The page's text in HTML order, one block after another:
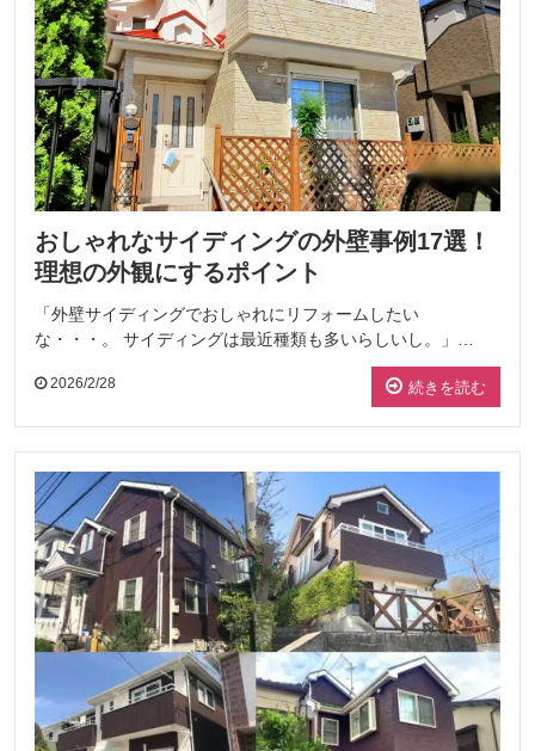
おしゃれなサイディングの外壁事例17選！
理想の外観にするポイント
「外壁サイディングでおしゃれにリフォームしたい
な・・・。 サイディングは最近種類も多いらしいし。」…
2026/2/28 続きを読む